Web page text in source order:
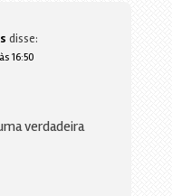
disse:
16:50
verdadeira